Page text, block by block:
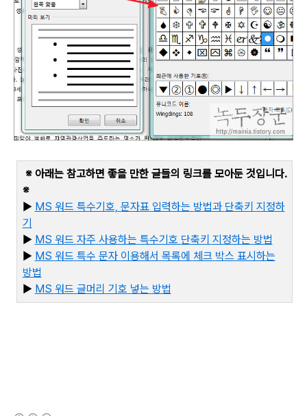
※ 아래는 참고하면 좋을 만한 글들의 링크를 모아둔 것입니다.
※
▶ MS 워드 특수기호, 문자표 입력하는 방법과 단축키 지정하
기
▶ MS 워드 자주 사용하는 특수기호 단축키 지정하는 방법
▶ MS 워드 특수 문자 이용해서 목록에 체크 박스 표시하는
방법
▶ MS 워드 글머리 기호 넣는 방법